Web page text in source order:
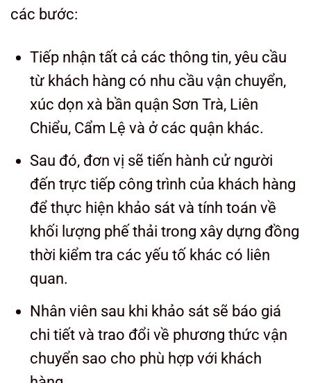
các bước:
Tiếp nhận tất cả các thông tin, yêu cầu
từ khách hàng có nhu cầu vận chuyển,
xúc dọn xà bần quận Sơn Trà, Liên
Chiểu, Cẩm Lệ và ở các quận khác.
Sau đó, đơn vị sẽ tiến hành cử người
đến trực tiếp công trình của khách hàng
để thực hiện khảo sát và tính toán về
khối lượng phế thải trong xây dựng đồng
thời kiểm tra các yếu tố khác có liên
quan.
Nhân viên sau khi khảo sát sẽ báo giá
chi tiết và trao đổi về phương thức vận
chuyển sao cho phù hợp với khách